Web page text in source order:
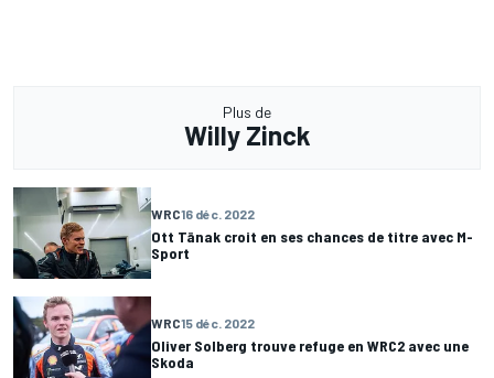
Plus de
Willy Zinck
WRC16 déc. 2022
Ott Tänak croit en ses chances de titre avec M-
Sport
WRC15 déc. 2022
Oliver Solberg trouve refuge en WRC2 avec une
Skoda